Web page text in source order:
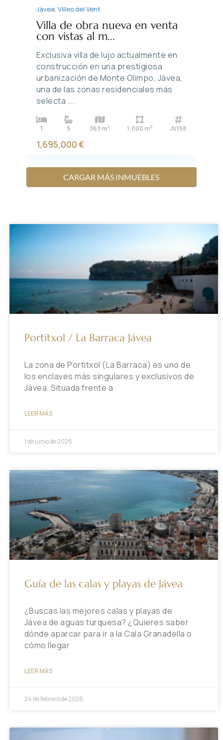
Jávea, Villes del Vent
Villa de obra nueva en venta
con vistas al m...
Exclusiva villa de lujo actualmente en
construcción en una prestigiosa
urbanización de Monte Olimpo, Jávea,
una de las zonas residenciales más
selecta ...
1 5 363 m2 1,000 m2 JV158
1,695,000 €
CARGAR MÁS INMUEBLES
Portitxol / La Barraca Jávea
La zona de Portitxol (La Barraca) es uno de
los enclaves más singulares y exclusivos de
Jávea. Situada frente a
LEER MÁS
1 de junio de 2026
Guía de las calas y playas de Jávea
¿Buscas las mejores calas y playas de
Jávea de aguas turquesa? ¿Quieres saber
dónde aparcar para ir a la Cala Granadella o
cómo llegar
LEER MÁS
24 de febrero de 2026